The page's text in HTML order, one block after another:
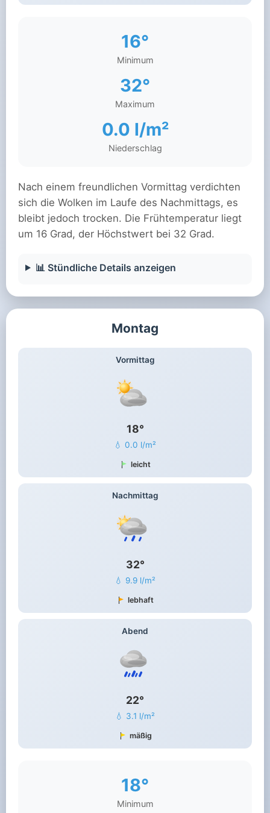
16°
Minimum
32°
Maximum
0.0 l/m²
Niederschlag
Nach einem freundlichen Vormittag verdichten
sich die Wolken im Laufe des Nachmittags, es
bleibt jedoch trocken. Die Frühtemperatur liegt
um 16 Grad, der Höchstwert bei 32 Grad.
📊 Stündliche Details anzeigen
Montag
Vormittag
18°
💧 0.0 l/m²
leicht
Nachmittag
32°
💧 9.9 l/m²
lebhaft
Abend
22°
💧 3.1 l/m²
mäßig
18°
Minimum